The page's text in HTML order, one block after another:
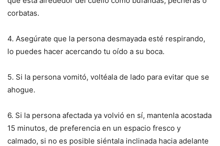
corbatas.
4. Asegúrate que la persona desmayada esté respirando,
lo puedes hacer acercando tu oído a su boca.
5. Si la persona vomitó, voltéala de lado para evitar que se
ahogue.
6. Si la persona afectada ya volvió en sí, mantenla acostada
15 minutos, de preferencia en un espacio fresco y
calmado, si no es posible siéntala inclinada hacia adelante